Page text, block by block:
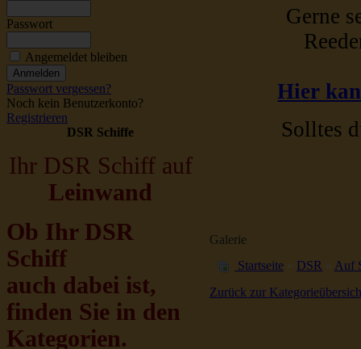
Passwort
Angemeldet bleiben
Passwort vergessen?
Noch kein Benutzerkonto?
Registrieren
DSR Schiffe
Ihr DSR Schiff auf
Leinwand
Ob Ihr DSR
Schiff
auch dabei ist,
finden Sie in den
Kategorien.
Gerne
Hier
Solltes
Galerie
Startseite » DSR » Auf
Zurück zur